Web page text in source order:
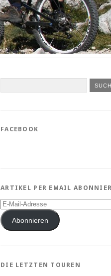
FACEBOOK
ARTIKEL PER EMAIL
E-
Mail-
AdresseAbonnieren
DIE LETZTEN TOUREN